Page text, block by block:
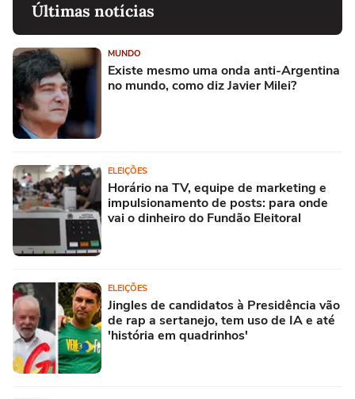
Últimas notícias
MUNDO
Existe mesmo uma onda anti-Argentina
no mundo, como diz Javier Milei?
ELEIÇÕES
Horário na TV, equipe de marketing e
impulsionamento de posts: para onde
vai o dinheiro do Fundão Eleitoral
ELEIÇÕES
Jingles de candidatos à Presidência vão
de rap a sertanejo, tem uso de IA e até
'história em quadrinhos'